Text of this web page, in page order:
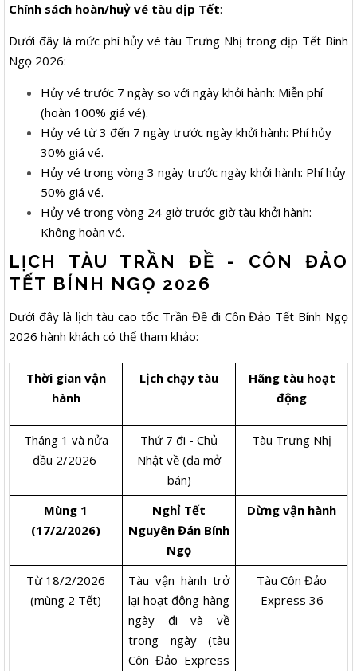
Chính sách hoàn/huỷ vé tàu dịp Tết:
Dưới đây là mức phí hủy vé tàu Trưng Nhị trong dịp Tết Bính
Ngọ 2026:
Hủy vé trước 7 ngày so với ngày khởi hành: Miễn phí
(hoàn 100% giá vé).
Hủy vé từ 3 đến 7 ngày trước ngày khởi hành: Phí hủy
30% giá vé.
Hủy vé trong vòng 3 ngày trước ngày khởi hành: Phí hủy
50% giá vé.
Hủy vé trong vòng 24 giờ trước giờ tàu khởi hành:
Không hoàn vé.
LỊCH TÀU TRẦN ĐỀ - CÔN ĐẢO
TẾT BÍNH NGỌ 2026
Dưới đây là lịch tàu cao tốc Trần Đề đi Côn Đảo Tết Bính Ngọ
2026 hành khách có thể tham khảo:
Thời gian vận
hành
Lịch chạy tàu
Hãng tàu hoạt
động
Tháng 1 và nửa
đầu 2/2026
Thứ 7 đi - Chủ
Nhật về (đã mở
bán)
Tàu Trưng Nhị
Mùng 1
(17/2/2026)
Nghỉ Tết
Nguyên Đán Bính
Ngọ
Dừng vận hành
Từ 18/2/2026
(mùng 2 Tết)
Tàu vận hành trở
lại hoạt động hàng
ngày đi và về
trong ngày (tàu
Côn Đảo Express
Tàu Côn Đảo
Express 36